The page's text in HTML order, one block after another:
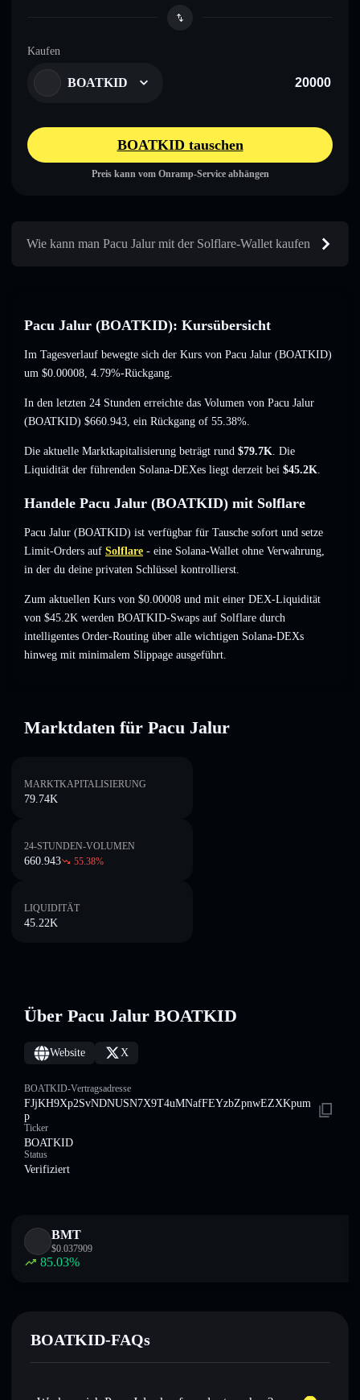
Kaufen
BOATKID
BOATKID tauschen
Preis kann vom Onramp-Service abhängen
Wie kann man Pacu Jalur mit der Solflare-Wallet kaufen
Pacu Jalur (BOATKID): Kursübersicht
Im Tagesverlauf bewegte sich der Kurs von Pacu Jalur (BOATKID)
um $0.00008, 4.79%-Rückgang.
In den letzten 24 Stunden erreichte das Volumen von Pacu Jalur
(BOATKID) $660.943, ein Rückgang of 55.38%.
Die aktuelle Marktkapitalisierung beträgt rund $79.7K. Die
Liquidität der führenden Solana-DEXes liegt derzeit bei $45.2K.
Handele Pacu Jalur (BOATKID) mit Solflare
Pacu Jalur (BOATKID) ist verfügbar für Tausche sofort und setze
Limit-Orders auf Solflare - eine Solana-Wallet ohne Verwahrung,
in der du deine privaten Schlüssel kontrollierst.
Zum aktuellen Kurs von $0.00008 und mit einer DEX-Liquidität
von $45.2K werden BOATKID-Swaps auf Solflare durch
intelligentes Order-Routing über alle wichtigen Solana-DEXs
hinweg mit minimalem Slippage ausgeführt.
Marktdaten für Pacu Jalur
MARKTKAPITALISIERUNG
79.74K
24-STUNDEN-VOLUMEN
660.943 55.38%
LIQUIDITÄT
45.22K
Über Pacu Jalur BOATKID
Website X
BOATKID-Vertragsadresse
FJjKH9Xp2SvNDNUSN7X9T4uMNafFEYzbZpnwEZXKpum
p
Ticker
BOATKID
Status
Verifiziert
BMT
$0.037909
85.03%
BOATKID-FAQs